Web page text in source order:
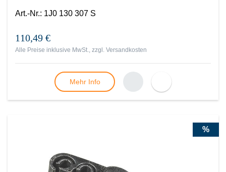
Art.-Nr.: 1J0 130 307 S
110,49 €
Alle Preise inklusive MwSt., zzgl. Versandkosten
Mehr Info
%